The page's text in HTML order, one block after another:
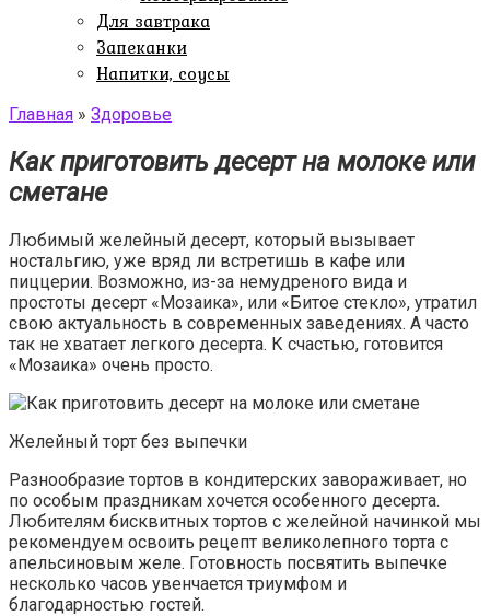
Для завтрака
Запеканки
Напитки, соусы
Главная » Здоровье
Как приготовить десерт на молоке или
сметане
Любимый желейный десерт, который вызывает
ностальгию, уже вряд ли встретишь в кафе или
пиццерии. Возможно, из-за немудреного вида и
простоты десерт «Мозаика», или «Битое стекло», утратил
свою актуальность в современных заведениях. А часто
так не хватает легкого десерта. К счастью, готовится
«Мозаика» очень просто.
Желейный торт без выпечки
Разнообразие тортов в кондитерских завораживает, но
по особым праздникам хочется особенного десерта.
Любителям бисквитных тортов с желейной начинкой мы
рекомендуем освоить рецепт великолепного торта с
апельсиновым желе. Готовность посвятить выпечке
несколько часов увенчается триумфом и
благодарностью гостей.